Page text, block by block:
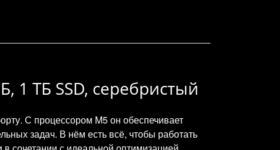
1 ТБ SSD, серебристый
С процессором M5 он обеспечивает
задач. В нём есть всё, чтобы работать